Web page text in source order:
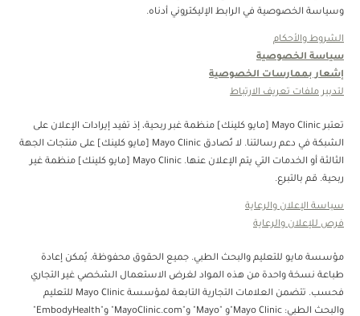
وسياسة الخصوصية في الرابط الإليكتروني أدناه.
الشروط والأحكام
سياسة الخصوصية
إشعار بممارسات الخصوصية
لتدبير ملفات تعريف الارتباط
تعتبر Mayo Clinic [مايو كلينك] منظمة غبر ربحية، إذ تفيد إيرادات الإعلان على
الشبكة في دعم رسالتنا. لا تُصادق Mayo Clinic [مايو كلينك] على منتجات الجهة
الثالثة أو الخدمات التي يتم الإعلان عنها. Mayo Clinic [مايو كلينك] منظمة غير
ربحية. قم بالتبرع.
سياسة الإعلان والرعاية
فرص للإعلان والرعاية
مؤسسة مايو للتعليم والبحث الطبي. جميع الحقوق محفوظة. يُمكن إعادة
طباعة نسخة واحدة من هذه المواد لغرض الاستعمال الشخصي غير التجاري
فحسب. تتضمن العلامات التجارية التابعة لمؤسسة Mayo Clinic للتعليم
والبحث الطبي: Mayo Clinic"و "Mayo" و"MayoClinic.com" و"EmbodyHealth"